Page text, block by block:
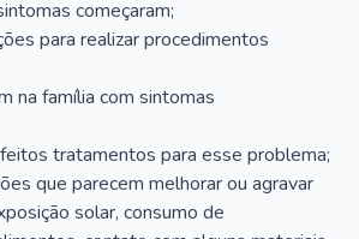
começaram;
para realizar procedimentos
na família com sintomas
tratamentos para esse problema;
que parecem melhorar ou agravar
solar, consumo de